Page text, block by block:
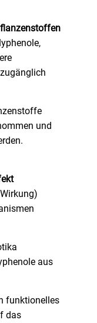
und
aus
funktionelles
das